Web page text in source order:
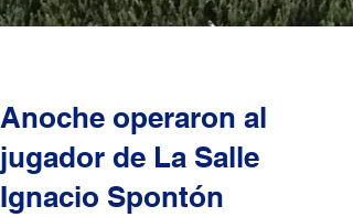
Anoche operaron al
jugador de La Salle
Ignacio Spontón